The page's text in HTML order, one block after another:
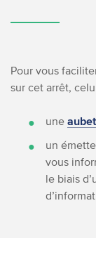
Pour vous
sur cet arrêt,
une
un
vous
le biais